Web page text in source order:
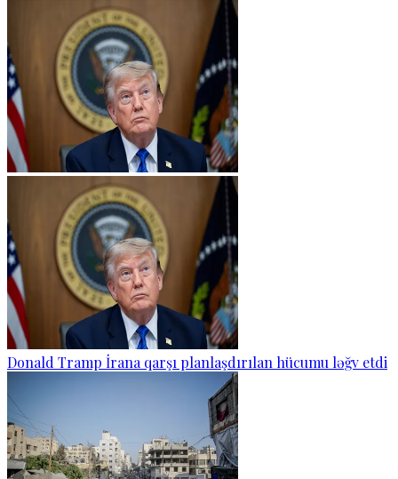
Donald Tramp İrana qarşı planlaşdırılan hücumu ləğv etdi